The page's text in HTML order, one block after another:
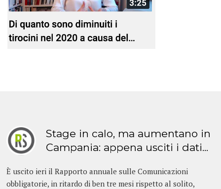
Stage in calo, ma aumentano in
Campania: appena usciti i dati...
È uscito ieri il Rapporto annuale sulle Comunicazioni
obbligatorie, in ritardo di ben tre mesi rispetto al solito,